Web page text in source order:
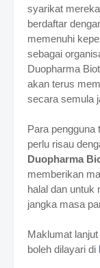
syarikat
berdaftar
memenuhi
sebagai
Duopharma
akan terus
secara semula
Para pengguna
perlu risau
Duopharma
memberikan
halal dan untuk
jangka masa
Maklumat
boleh dilayari di